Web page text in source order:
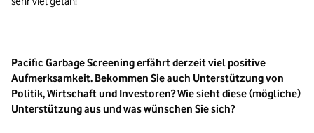
Pacific Garbage Screening erfährt derzeit viel positive
Aufmerksamkeit. Bekommen Sie auch Unterstützung von
Politik, Wirtschaft und Investoren? Wie sieht diese (mögliche)
Unterstützung aus und was wünschen Sie sich?